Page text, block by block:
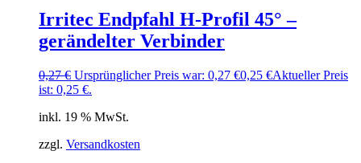
Irritec Endpfahl H-Profil 45° –
gerändelter Verbinder
0,27€ Ursprünglicher Preis war: 0,27 €0,25 €Aktueller Preis
ist: 0,25 €.
inkl. 19 % MwSt.
zzgl. Versandkosten